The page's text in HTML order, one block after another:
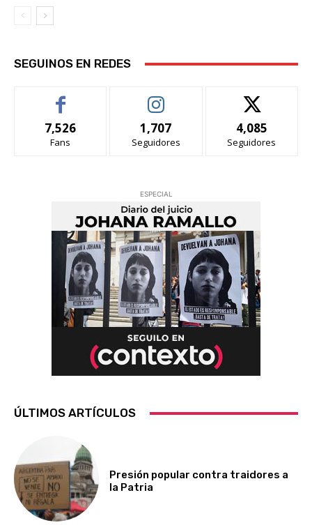
SEGUINOS EN REDES
7,526
Fans
1,707
Seguidores
4,085
Seguidores
ESPECIAL
ÚLTIMOS ARTÍCULOS
Presión popular contra traidores a
la Patria